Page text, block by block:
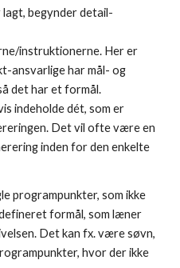
begynder detail-
instruktionerne. Her er
ansvarlige har mål- og
det har et formål.
indeholde dét, som er
Det vil ofte være en
inden for den enkelte
programpunkter, som ikke
formål, som læner
Det kan fx. være søvn,
hvor der ikke